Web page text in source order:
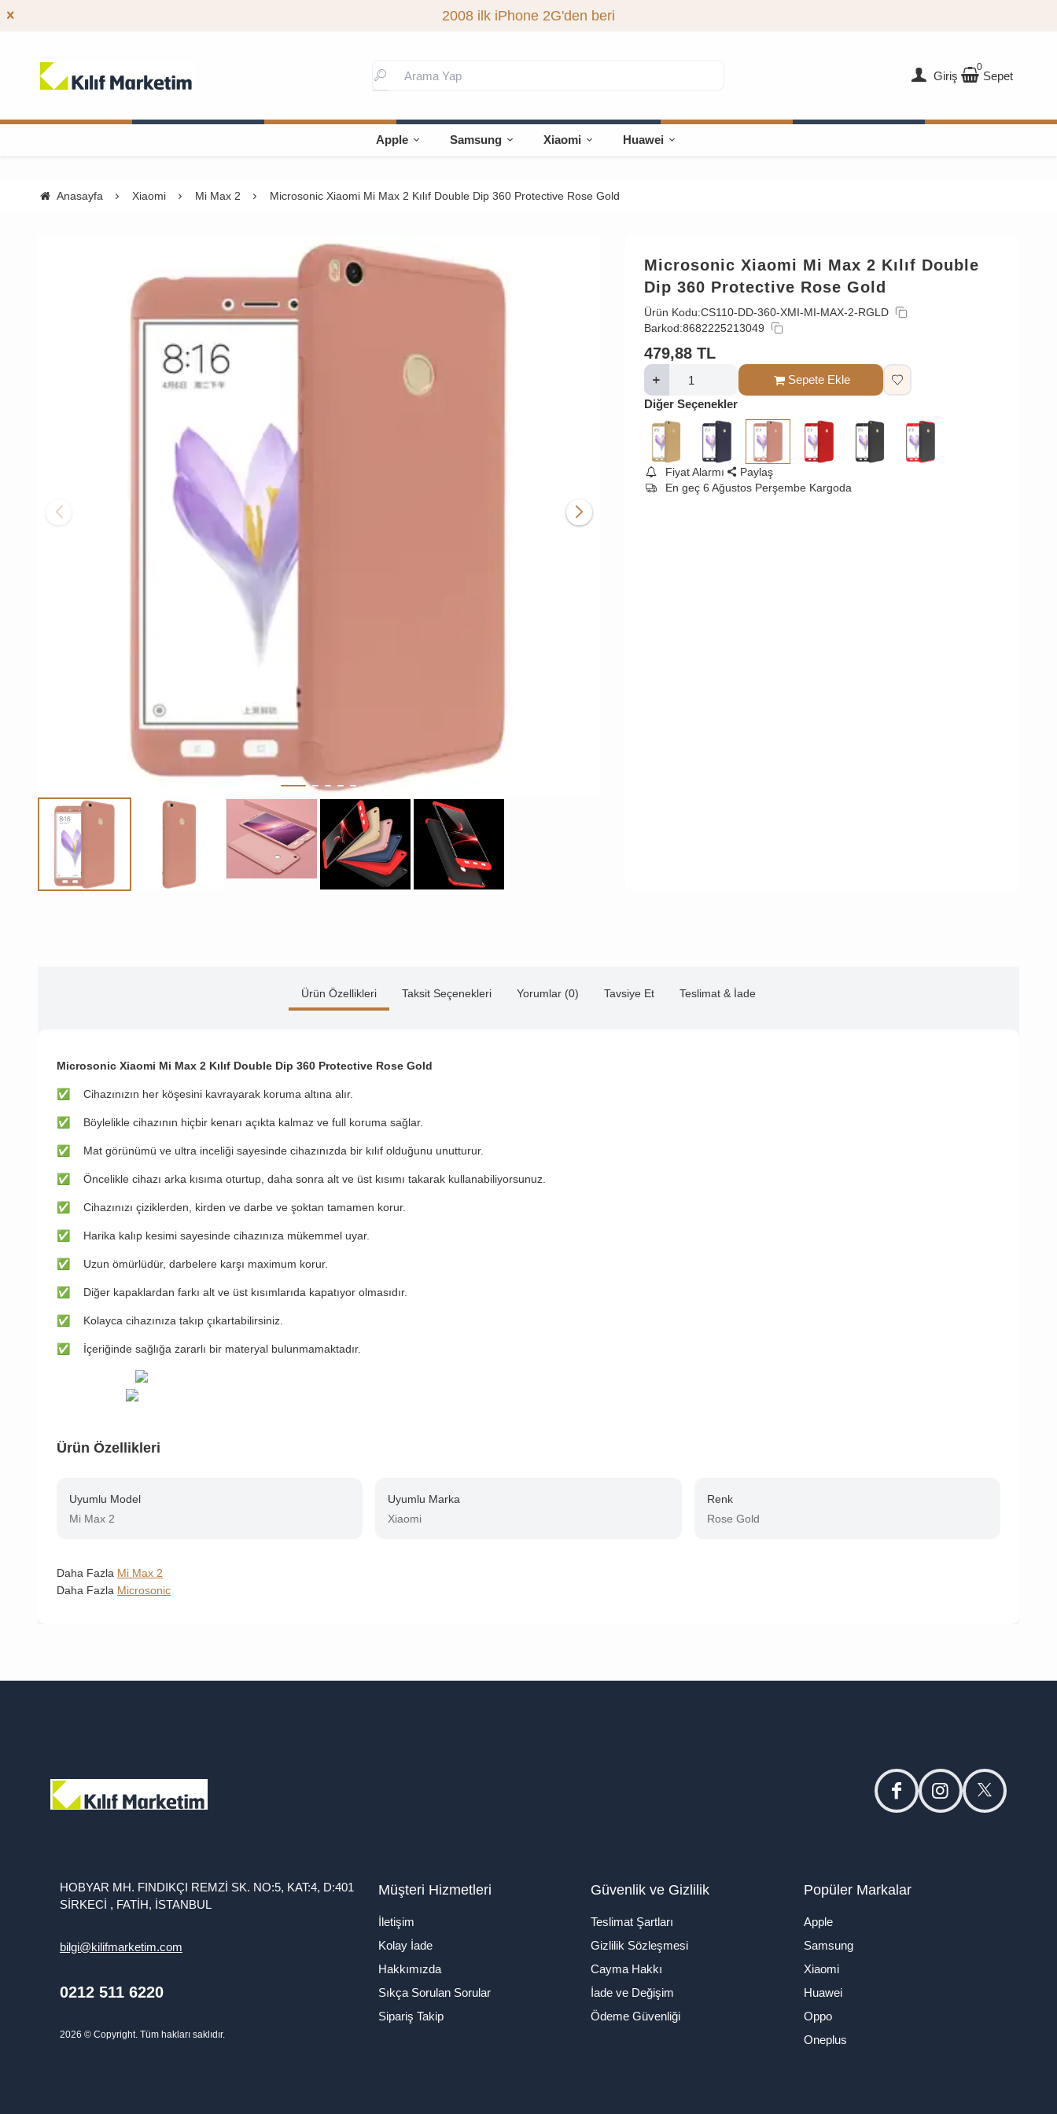
2008 ilk iPhone 2G'den beri
Giriş
0
Sepet
Apple Samsung Xiaomi Huawei
Anasayfa Xiaomi Mi Max 2 Microsonic Xiaomi Mi Max 2 Kılıf Double Dip 360 Protective Rose Gold
Microsonic Xiaomi Mi Max 2 Kılıf Double
Dip 360 Protective Rose Gold
Ürün Kodu:CS110-DD-360-XMI-MI-MAX-2-RGLD
Barkod:8682225213049
479,88 TL
Sepete Ekle
Diğer Seçenekler
Fiyat Alarmı
Paylaş
En geç 6 Ağustos Perşembe Kargoda
Ürün Özellikleri Taksit Seçenekleri Yorumlar (0) Tavsiye Et Teslimat & İade
Microsonic Xiaomi Mi Max 2 Kılıf Double Dip 360 Protective Rose Gold
✅ Cihazınızın her köşesini kavrayarak koruma altına alır.
✅ Böylelikle cihazının hiçbir kenarı açıkta kalmaz ve full koruma sağlar.
✅ Mat görünümü ve ultra inceliği sayesinde cihazınızda bir kılıf olduğunu unutturur.
✅ Öncelikle cihazı arka kısıma oturtup, daha sonra alt ve üst kısımı takarak kullanabiliyorsunuz.
✅ Cihazınızı çiziklerden, kirden ve darbe ve şoktan tamamen korur.
✅ Harika kalıp kesimi sayesinde cihazınıza mükemmel uyar.
✅ Uzun ömürlüdür, darbelere karşı maximum korur.
✅ Diğer kapaklardan farkı alt ve üst kısımlarıda kapatıyor olmasıdır.
✅ Kolayca cihazınıza takıp çıkartabilirsiniz.
✅ İçeriğinde sağlığa zararlı bir materyal bulunmamaktadır.
Ürün Özellikleri
Uyumlu Model
Mi Max 2
Uyumlu Marka
Xiaomi
Renk
Rose Gold
Daha Fazla Mi Max 2
Daha Fazla Microsonic
facebookinstagramtwitter
HOBYAR MH. FINDIKÇI REMZİ SK. NO:5, KAT:4, D:401
SİRKECİ , FATİH, İSTANBUL
bilgi@kilifmarketim.com
0212 511 6220
2026 © Copyright. Tüm hakları saklıdır.
Müşteri Hizmetleri
İletişim
Kolay İade
Hakkımızda
Sıkça Sorulan Sorular
Sipariş Takip
Güvenlik ve Gizlilik
Teslimat Şartları
Gizlilik Sözleşmesi
Cayma Hakkı
İade ve Değişim
Ödeme Güvenliği
Popüler Markalar
Apple
Samsung
Xiaomi
Huawei
Oppo
Oneplus